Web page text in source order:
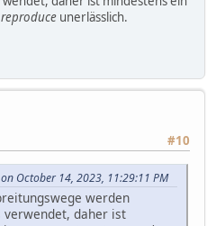
unerlässlich.
#10
October 14, 2023, 11:29:11 PM
werden
verwendet, daher ist